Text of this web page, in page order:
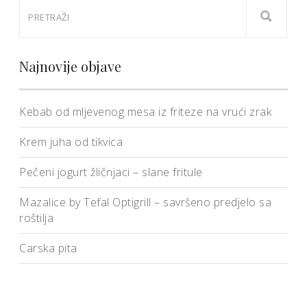
Najnovije objave
Kebab od mljevenog mesa iz friteze na vrući zrak
Krem juha od tikvica
Pečeni jogurt žličnjaci – slane fritule
Mazalice by Tefal Optigrill – savršeno predjelo sa
roštilja
Carska pita